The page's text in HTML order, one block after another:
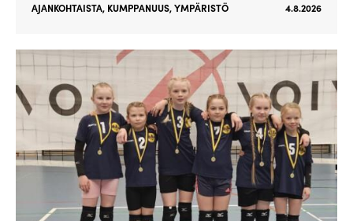
AJANKOHTAISTA, KUMPPANUUS,YMPÄRISTÖ 4.8.2026